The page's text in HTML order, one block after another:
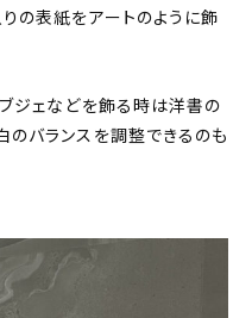
の表紙をアートのように飾
ジェなどを飾る時は洋書の
のバランスを調整できるのも